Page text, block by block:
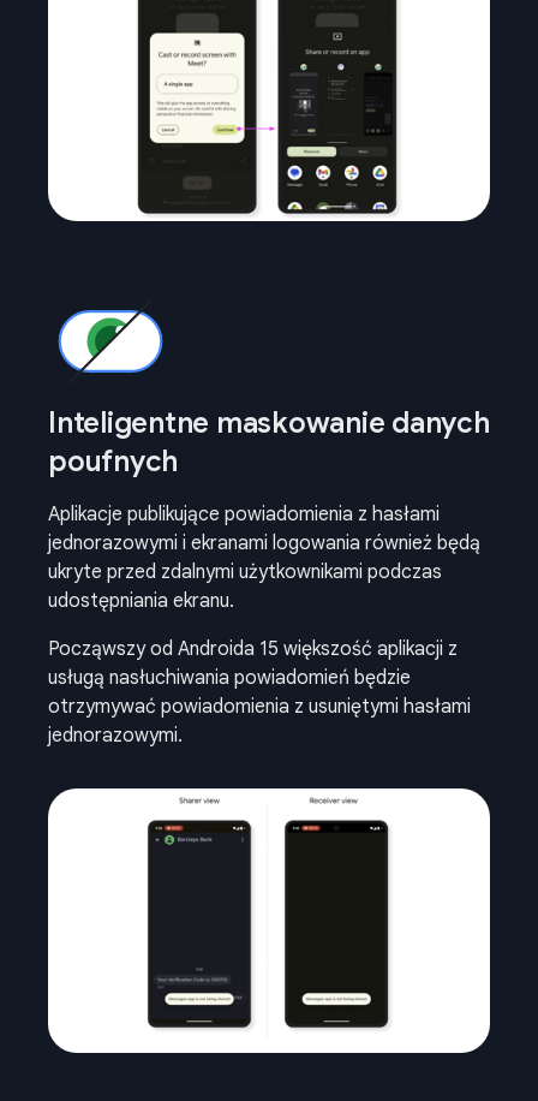
Inteligentne maskowanie danych
poufnych
Aplikacje publikujące powiadomienia z hasłami
jednorazowymi i ekranami logowania również będą
ukryte przed zdalnymi użytkownikami podczas
udostępniania ekranu.
Począwszy od Androida 15 większość aplikacji z
usługą nasłuchiwania powiadomień będzie
otrzymywać powiadomienia z usuniętymi hasłami
jednorazowymi.